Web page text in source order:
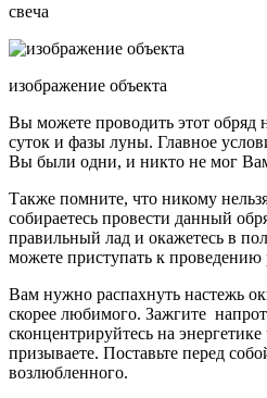
свеча
изображение объекта
Вы можете проводить этот обряд
суток и фазы луны. Главное
Вы были одни, и никто не мог
Также помните, что никому
собираетесь провести данный
правильный лад и окажетесь в
можете приступать к проведению
Вам нужно распахнуть настежь
скорее любимого. Зажгите
сконцентрируйтесь на энергетике
призываете. Поставьте перед
возлюбленного.